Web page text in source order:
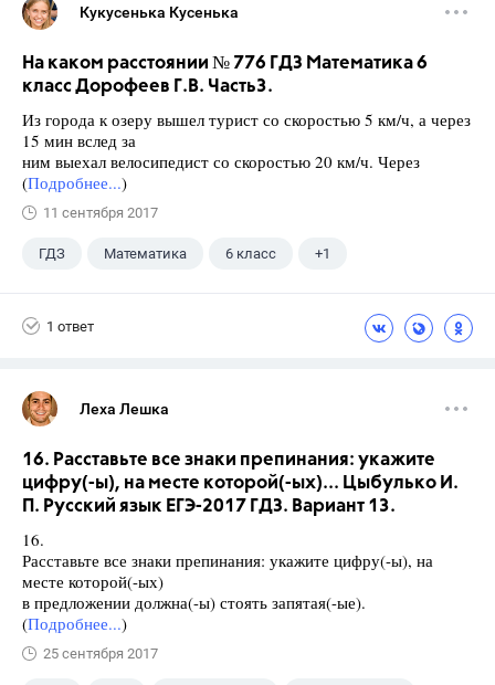
Кукусенька Кусенька
На каком расстоянии № 776 ГДЗ Математика 6
класс Дорофеев Г.В. Часть3.
Из города к озеру вышел турист со скоростью 5 км/ч, а через
15 мин вслед за
ним выехал велосипедист со скоростью 20 км/ч. Через
(Подробнее...)
11 сентября 2017
ГДЗ Математика 6 класс +1
1 ответ
Леха Лешка
16. Расставьте все знаки препинания: укажите
цифру(-ы), на месте которой(-ых)... Цыбулько И.
П. Русский язык ЕГЭ-2017 ГДЗ. Вариант 13.
16.
Расставьте все знаки препинания: укажите цифру(-ы), на
месте которой(-ых)
в предложении должна(-ы) стоять запятая(-ые).
(Подробнее...)
25 сентября 2017